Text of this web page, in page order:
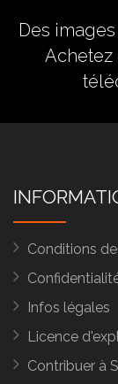
Des
Achetez
Conditions
Infos légales
Licence
Contribuer à